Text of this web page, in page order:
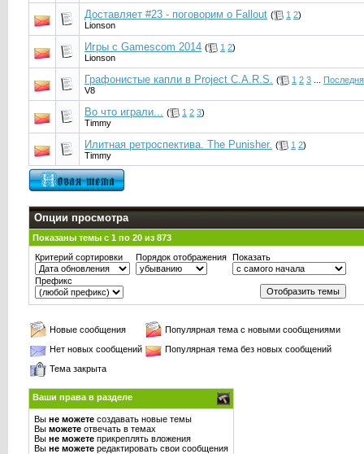
Доставляет #23 - поговорим о Fallout ( 1 2)
Lionson
Игры с Gamescom 2014 ( 1 2)
Lionson
Графонистые капли в Project C.A.R.S. ( 1 2 3...
V8
Во что играли... ( 1 2 3)
Timmy
Илитная ретроспектива. The Punisher. ( 1 2)
Timmy
Опции просмотра
Показаны темы с 1 по 20 из 873
Критерий сортировки
Порядок отображения Показать
Префикс
Новые сообщения
Популярная тема с новыми сообщениями
Нет новых сообщений
Популярная тема без новых сообщений
Тема закрыта
Ваши права в разделе
Вы не можетесоздавать новые темы
Вы можетеотвечать в темах
Вы не можетеприкреплять вложения
Вы не можетередактировать свои сообщения